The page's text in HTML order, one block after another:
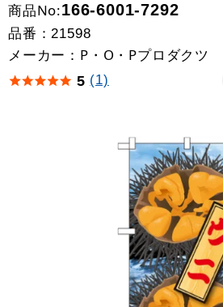
商品No:166-6001-7292
品番：21598
メーカー：P・O・Pプロダクツ
5 (1)